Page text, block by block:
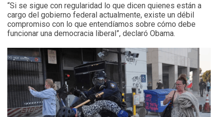
“Si se sigue con regularidad lo que dicen quienes están a
cargo del gobierno federal actualmente, existe un débil
compromiso con lo que entendíamos sobre cómo debe
funcionar una democracia liberal”, declaró Obama.